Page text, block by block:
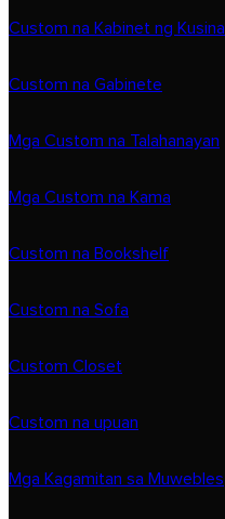
Custom na Kabinet ng Kusina
Custom na Gabinete
Mga Custom na Talahanayan
Mga Custom na Kama
Custom na Bookshelf
Custom na Sofa
Custom Closet
Custom na upuan
Mga Kagamitan sa Muwebles